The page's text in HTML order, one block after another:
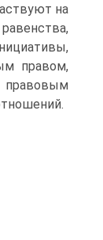
на
правом,